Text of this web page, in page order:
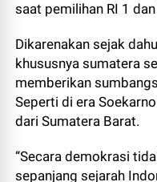
saat pemilihan RI 1
Dikarenakan sejak
khususnya sumatera
memberikan
Seperti di era
dari Sumatera Barat.
“Secara demokrasi
sepanjang sejarah